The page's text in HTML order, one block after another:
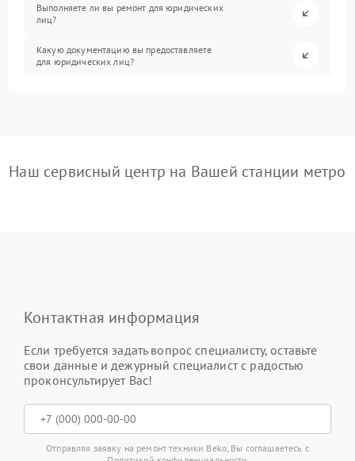
Выполняете ли вы ремонт для юридических
лиц?
Какую документацию вы предоставляете
для юридических лиц?
Наш сервисный центр на Вашей станции метро
Контактная информация
Если требуется задать вопрос специалисту, оставьте
свои данные и дежурный специалист с радостью
проконсультирует Вас!
Отправляя заявку на ремонт техники Beko, Вы соглашаетесь с